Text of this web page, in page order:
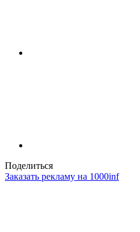
Поделиться
Заказать рекламу на 1000inf